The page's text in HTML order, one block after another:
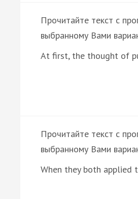
Прочитайте текст с
выбранному Вами
At first, the thought of
Прочитайте текст с
выбранному Вами
When they both applied